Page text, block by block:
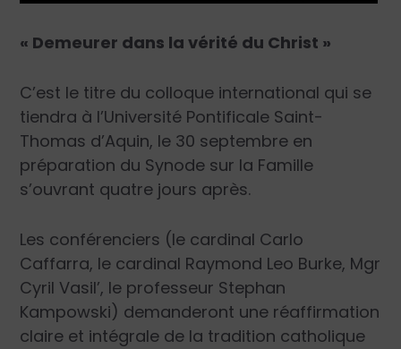
« Demeurer dans la vérité du Christ »
C’est le titre du colloque international qui se
tiendra à l’Université Pontificale Saint-
Thomas d’Aquin, le 30 septembre en
préparation du Synode sur la Famille
s’ouvrant quatre jours après.
Les conférenciers (le cardinal Carlo
Caffarra, le cardinal Raymond Leo Burke, Mgr
Cyril Vasil’, le professeur Stephan
Kampowski) demanderont une réaffirmation
claire et intégrale de la tradition catholique